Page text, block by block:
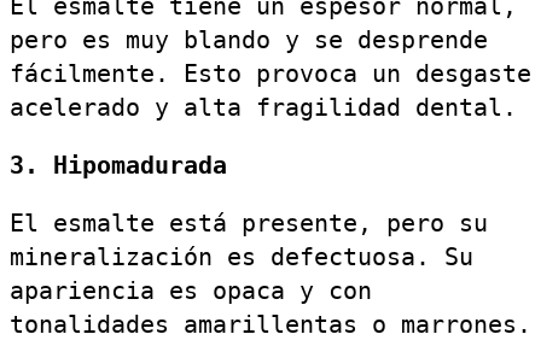
El esmalte tiene un espesor normal,
pero es muy blando y se desprende
fácilmente. Esto provoca un desgaste
acelerado y alta fragilidad dental.
3. Hipomadurada
El esmalte está presente, pero su
mineralización es defectuosa. Su
apariencia es opaca y con
tonalidades amarillentas o marrones.